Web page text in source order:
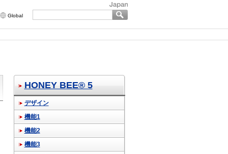
Global
HONEY BEE® 5
デザイン
機能1
機能2
機能3